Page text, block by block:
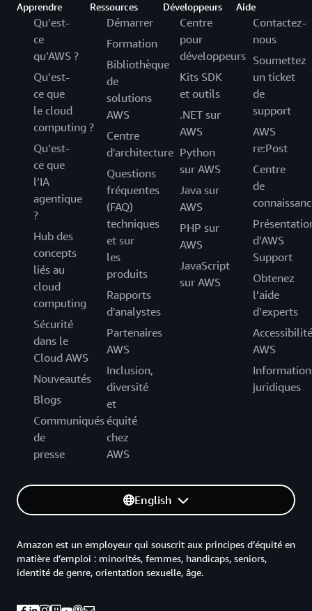
Apprendre
Qu’est-
ce
qu’AWS ?
Qu’est-
ce que
le cloud
computing ?
Qu’est-
ce que
l’IA
agentique
?
Hub des
concepts
liés au
cloud
computing
Sécurité
dans le
Cloud AWS
Nouveautés
Blogs
Communiqués
de
presse
Ressources
Démarrer
Formation
Bibliothèque
de
solutions
AWS
Centre
d'architecture
Questions
fréquentes
(FAQ)
techniques
et sur
les
produits
Rapports
d'analystes
Partenaires
AWS
Inclusion,
diversité
et
équité
chez
AWS
Développeurs
Centre
pour
développeurs
Kits SDK
et outils
.NET sur
AWS
Python
sur AWS
Java sur
AWS
PHP sur
AWS
JavaScript
sur AWS
Aide
Contactez-
nous
Soumettez
un ticket
de
support
AWS
re:Post
Centre
de
d’AWS
Support
Obtenez
l’aide
d’experts
Accessibilité
AWS
juridiques
English
Amazon est un employeur qui souscrit aux principes d’équité en
matière d’emploi : minorités, femmes, handicaps, seniors,
identité de genre, orientation sexuelle, âge.